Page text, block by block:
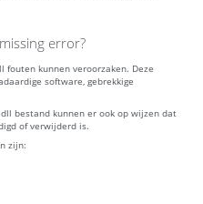
error?
fouten kunnen veroorzaken. Deze
software, gebrekkige
bestand kunnen er ook op wijzen dat
of verwijderd is.
zijn: